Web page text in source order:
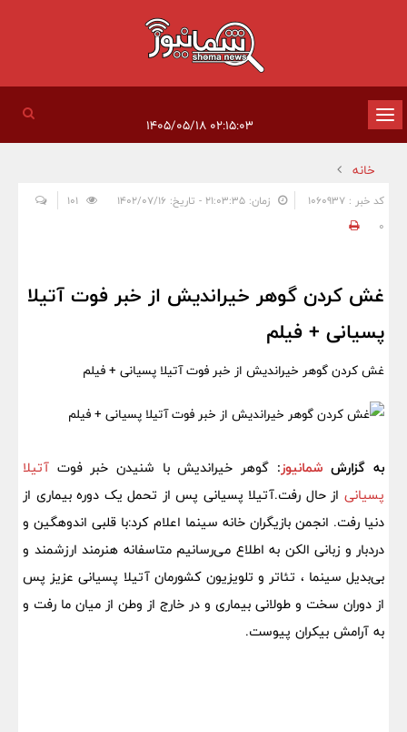
تغییر
وضعیت
ناوبری
خانه
کد خبر : 1060937 زمان: ۲۱:۰۳:۳۵ - تاریخ: ۱۴۰۲/۰۷/۱۶
0
غش کردن گوهر خیراندیش از خبر فوت آتیلا
پسیانی + فیلم
غش کردن گوهر خیراندیش از خبر فوت آتیلا پسیانی + فیلم
به گزارش شمانیوز: گوهر خیراندیش با شنیدن خبر فوت آتیلا
پسیانی از حال رفت.آتیلا پسیانی پس از تحمل یک دوره بیماری از
دنیا رفت. انجمن بازیگران خانه سینما اعلام کرد:با قلبی اندوهگین و
دردبار و زبانی الکن به اطلاع می‌رسانیم متاسفانه هنرمند ارزشمند و
بی‌بدیل سینما ، تئاتر و تلویزیون کشورمان آتیلا پسیانی عزیز پس
از دوران سخت و طولانی بیماری و در خارج از وطن از میان ما رفت و
به آرامش بیکران پیوست.